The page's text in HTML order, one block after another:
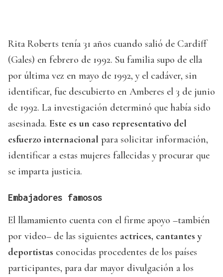
Rita Roberts tenía 31 años cuando salió de Cardiff
(Gales) en febrero de 1992. Su familia supo de ella
por última vez en mayo de 1992, y el cadáver, sin
identificar, fue descubierto en Amberes el 3 de junio
de 1992. La investigación determinó que había sido
asesinada. Este es un caso representativo del
esfuerzo internacional para solicitar información,
identificar a estas mujeres fallecidas y procurar que
se imparta justicia.
Embajadores famosos
El llamamiento cuenta con el firme apoyo –también
por video– de las siguientes actrices, cantantes y
deportistas conocidas procedentes de los países
participantes, para dar mayor divulgación a los